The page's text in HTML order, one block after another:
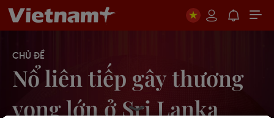
CHỦ ĐỀ
Nổ liên tiếp gây thương
vong lớn ở Sri Lanka